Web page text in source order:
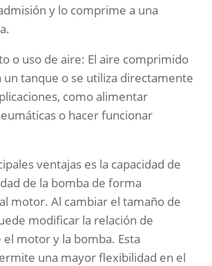
y lo comprime a una
o uso de aire: El aire comprimido
un tanque o se utiliza directamente
como alimentar
o hacer funcionar
ventajas es la capacidad de
de la bomba de forma
motor. Al cambiar el tamaño de
modificar la relación de
motor y la bomba. Esta
una mayor flexibilidad en el